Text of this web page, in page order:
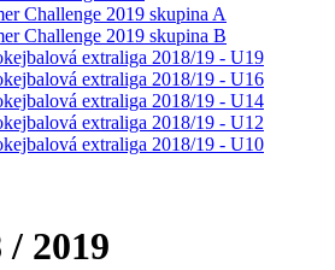
Challenge 2019 skupina A
Challenge 2019 skupina B
extraliga 2018/19 - U19
extraliga 2018/19 - U16
extraliga 2018/19 - U14
extraliga 2018/19 - U12
extraliga 2018/19 - U10
/ 2019